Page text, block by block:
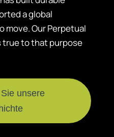
a global
move. Our Perpetual
true to that purpose
unsere